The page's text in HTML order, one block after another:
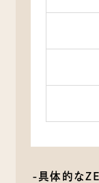
-具体的な